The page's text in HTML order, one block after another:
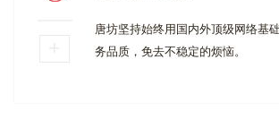
唐坊坚持始终用国内外顶级网络基
务品质，免去不稳定的烦恼。